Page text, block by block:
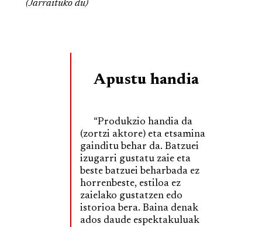
(Jarraituko du)
Apustu handia
“Produkzio handia da
(zortzi aktore) eta etsamina
gainditu behar da. Batzuei
izugarri gustatu zaie eta
beste batzuei beharbada ez
horrenbeste, estiloa ez
zaielako gustatzen edo
istorioa bera. Baina denak
ados daude espektakuluak